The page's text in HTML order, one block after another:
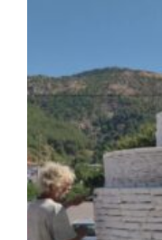
Δήμος
Παραδοσιακών
στην Ελλάδα